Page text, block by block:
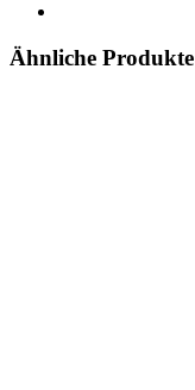
Ähnliche Produkte